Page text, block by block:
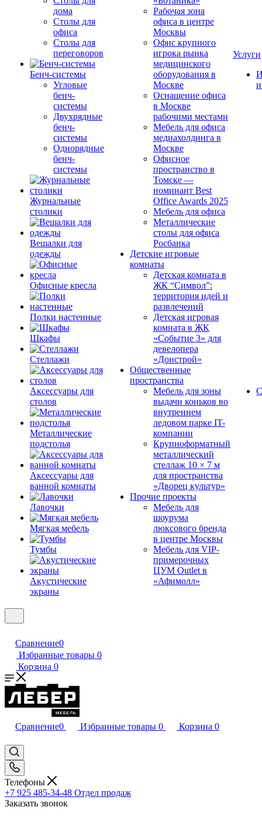
дома
Столы для
офиса
Столы для
переговоров
Бенч-системы
Угловые
бенч-
системы
Двухрядные
бенч-
системы
Однорядные
бенч-
системы
Журнальные
столики
Вешалки для
одежды
Офисные кресла
Полки настенные
Шкафы
Стеллажи
Аксессуары для
столов
Металлические
подстолья
Аксессуары для
ванной комнаты
Лавочки
Мягкая мебель
Тумбы
Акустические
экраны
Рабочая зона
офиса в центре
Москвы
Офис крупного
игрока рынка
медицинского
оборудования в
Москве
Оснащение офиса
в Москве
рабочими местами
Мебель для офиса
медиахолдинга в
Москве
Офисное
пространство в
Томске —
номинант Best
Office Awards 2025
Мебель для офиса
Металлические
столы для офиса
Росбанка
Детские игровые
комнаты
Детская комната в
ЖК “Символ”:
территория идей и
развлечений
Детская игровая
комната в ЖК
«Событие 3» для
девелопера
«Донстрой»
Общественные
пространства
Мебель для зоны
выдачи коньков во
внутреннем
ледовом парке IT-
компании
Крупноформатный
металлический
стеллаж 10 × 7 м
для пространства
«Дворец культур»
Прочие проекты
Мебель для
шоурума
люксового бренда
в центре Москвы
Мебель для VIP-
примерочных
ЦУМ Outlet в
«Афимолл»
Услуги
Сравнение0
Избранные товары 0
Корзина 0
Сравнение0 Избранные товары 0 Корзина 0
Телефоны
+7 925 485-34-48 Отдел продаж
Заказать звонок